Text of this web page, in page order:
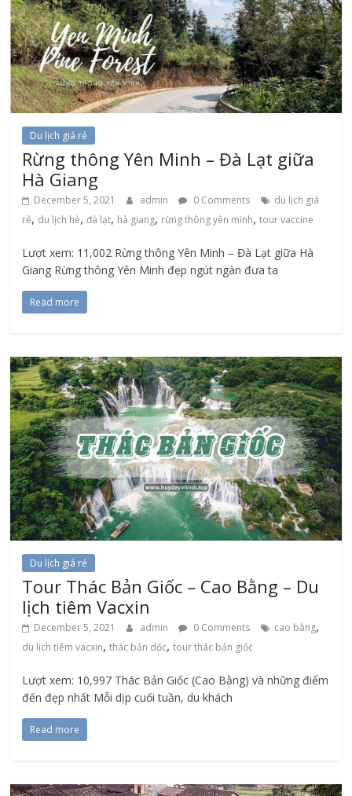
Du lịch giá rẻ
Rừng thông Yên Minh – Đà Lạt giữa
Hà Giang
December 5, 2021 admin 0 Comments
du lịch giá
rẻ, du lịch hè,đà lạt, hà giang, rừng thông yên minh,tour vaccine
Lượt xem: 11,002 Rừng thông Yên Minh – Đà Lạt giữa Hà
Giang Rừng thông Yên Minh đẹp ngút ngàn đưa ta
Read more
Du lịch giá rẻ
Tour Thác Bản Giốc – Cao Bằng – Du
lịch tiêm Vacxin
December 5, 2021 admin 0 Comments cao bằng,
du lịch tiêm vacxin,thác bản dốc,tour thác bản giốc
Lượt xem: 10,997 Thác Bản Giốc (Cao Bằng) và những điểm
đến đẹp nhất Mỗi dịp cuối tuần, du khách
Read more